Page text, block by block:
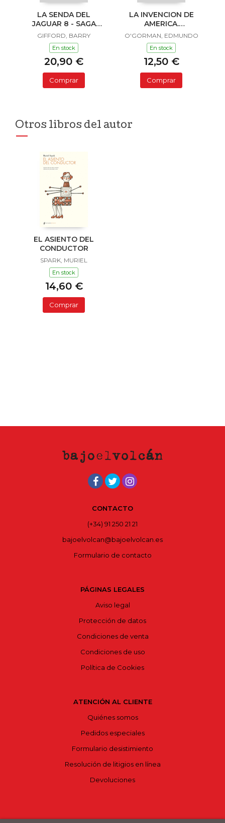
LA SENDA DEL
JAGUAR 8 - SAGA
SAILOR Y LULA
GIFFORD, BARRY
En stock
20,90 €
Comprar
LA INVENCION DE
AMERICA.
INVESTIGACION
ACERCA DE L
O'GORMAN, EDMUNDO
En stock
12,50 €
Comprar
Otros libros del autor
EL ASIENTO DEL
CONDUCTOR
SPARK, MURIEL
En stock
14,60 €
Comprar
CONTACTO
(+34) 91 250 21 21
bajoelvolcan@bajoelvolcan.es
Formulario de contacto
PÁGINAS LEGALES
Aviso legal
Protección de datos
Condiciones de venta
Condiciones de uso
Política de Cookies
ATENCIÓN AL CLIENTE
Quiénes somos
Pedidos especiales
Formulario desistimiento
Resolución de litigios en línea
Devoluciones